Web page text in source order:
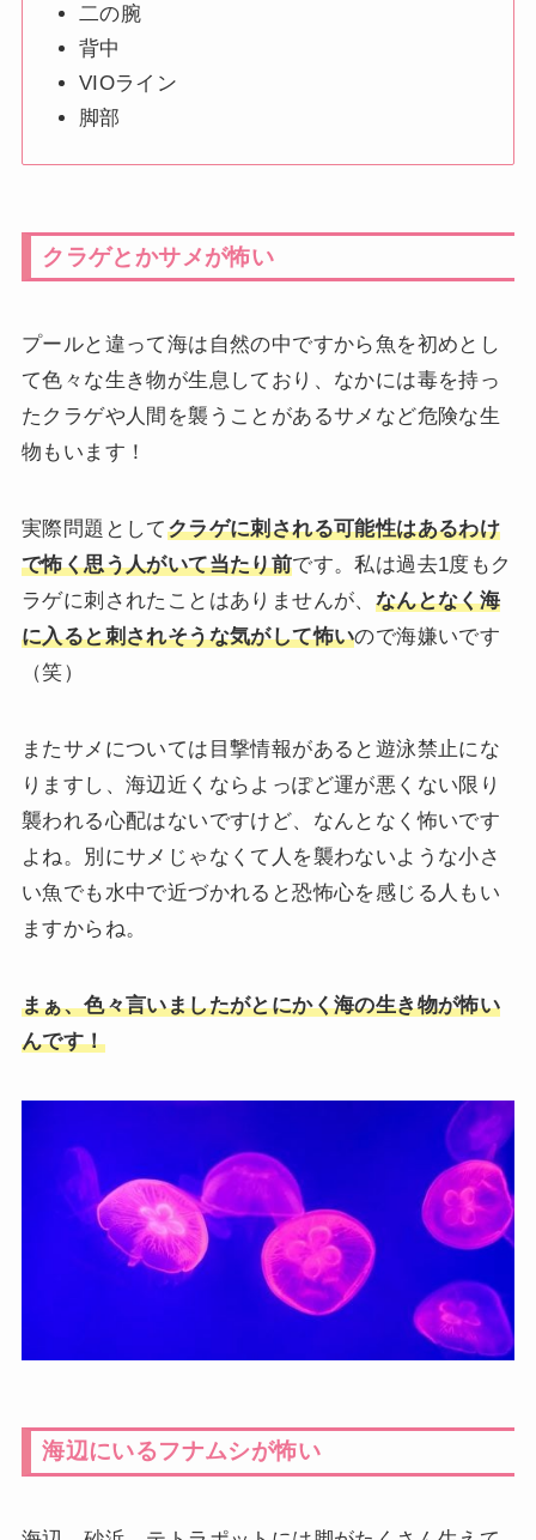
二の腕
背中
VIOライン
脚部
クラゲとかサメが怖い
プールと違って海は自然の中ですから魚を初めとし
て色々な生き物が生息しており、なかには毒を持っ
たクラゲや人間を襲うことがあるサメなど危険な生
物もいます！
実際問題としてクラゲに刺される可能性はあるわけ
で怖く思う人がいて当たり前です。私は過去1度もク
ラゲに刺されたことはありませんが、 なんとなく海
に入ると刺されそうな気がして怖いので海嫌いです
（笑）
またサメについては目撃情報があると遊泳禁止にな
りますし、海辺近くならよっぽど運が悪くない限り
襲われる心配はないですけど、なんとなく怖いです
よね。別にサメじゃなくて人を襲わないような小さ
い魚でも水中で近づかれると恐怖心を感じる人もい
ますからね。
まぁ、色々言いましたがとにかく海の生き物が怖い
んです！
海辺にいるフナムシが怖い